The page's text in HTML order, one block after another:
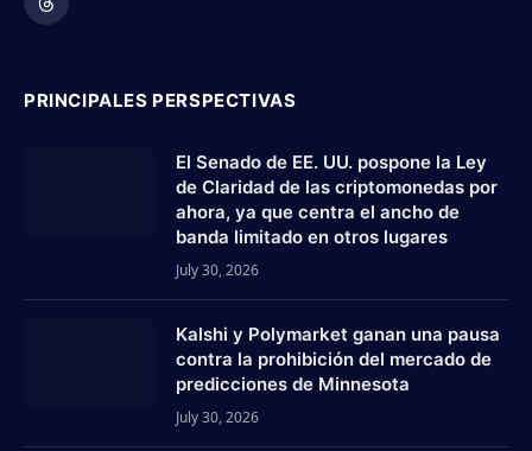
Threads
PRINCIPALES PERSPECTIVAS
El Senado de EE. UU. pospone la Ley
de Claridad de las criptomonedas por
ahora, ya que centra el ancho de
banda limitado en otros lugares
July 30, 2026
Kalshi y Polymarket ganan una pausa
contra la prohibición del mercado de
predicciones de Minnesota
July 30, 2026